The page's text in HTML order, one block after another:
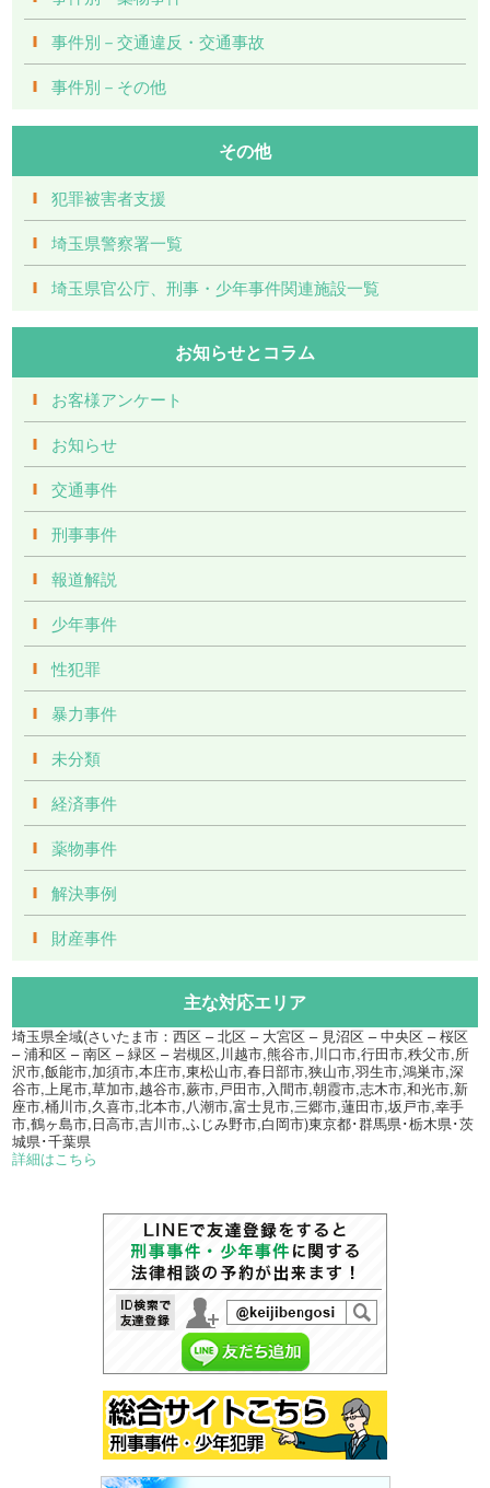
事件別－交通違反・交通事故
事件別－その他
その他
犯罪被害者支援
埼玉県警察署一覧
埼玉県官公庁、刑事・少年事件関連施設一覧
お知らせとコラム
お客様アンケート
お知らせ
交通事件
刑事事件
報道解説
少年事件
性犯罪
暴力事件
未分類
経済事件
薬物事件
解決事例
財産事件
主な対応エリア
埼玉県全域(さいたま市：西区 – 北区 – 大宮区 – 見沼区 – 中央区 – 桜区
– 浦和区 – 南区 – 緑区 – 岩槻区,川越市,熊谷市,川口市,行田市,秩父市,所
沢市,飯能市,加須市,本庄市,東松山市,春日部市,狭山市,羽生市,鴻巣市,深
谷市,上尾市,草加市,越谷市,蕨市,戸田市,入間市,朝霞市,志木市,和光市,新
座市,桶川市,久喜市,北本市,八潮市,富士見市,三郷市,蓮田市,坂戸市,幸手
市,鶴ヶ島市,日高市,吉川市,ふじみ野市,白岡市)東京都･群馬県･栃木県･茨
城県･千葉県
詳細はこちら